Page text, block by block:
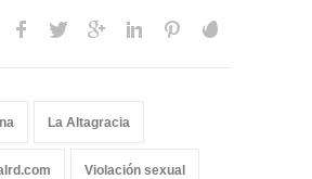
La Altagracia
Violación sexual